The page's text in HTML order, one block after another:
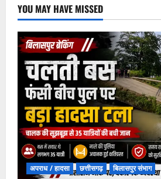
YOU MAY HAVE MISSED
अपराध / हादसा छत्तीसगढ़ बिलासपुर संभाग